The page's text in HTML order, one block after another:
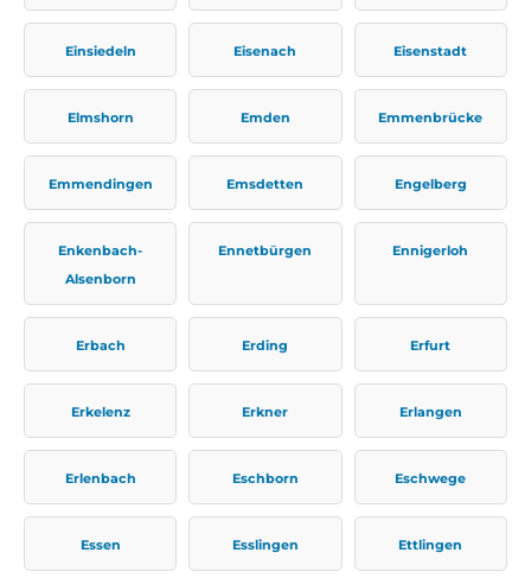
Einsiedeln Eisenach Eisenstadt
Elmshorn Emden Emmenbrücke
Emmendingen Emsdetten Engelberg
Enkenbach-
Alsenborn
Ennetbürgen Ennigerloh
Erbach Erding Erfurt
Erkelenz Erkner Erlangen
Erlenbach Eschborn Eschwege
Essen Esslingen Ettlingen